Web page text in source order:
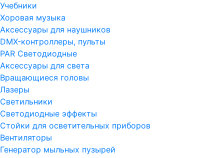
Учебники
Хоровая музыка
Аксессуары для наушников
DMX-контроллеры, пульты
PAR Светодиодные
Аксессуары для света
Вращающиеся головы
Лазеры
Светильники
Светодиодные эффекты
Стойки для осветительных приборов
Вентиляторы
Генератор мыльных пузырей